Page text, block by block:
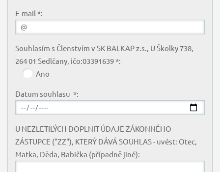
E-mail *:
Souhlasím s Členstvím v SK BALKAP z.s., U Školky 738,
264 01 Sedlčany, ičo:03391639 *:
Ano
Datum souhlasu *:
U NEZLETILÝCH DOPLNIT ÚDAJE ZÁKONNÉHO
ZÁSTUPCE ("ZZ"), KTERÝ DÁVÁ SOUHLAS - uvést: Otec,
Matka, Děda, Babička (případně jiné):